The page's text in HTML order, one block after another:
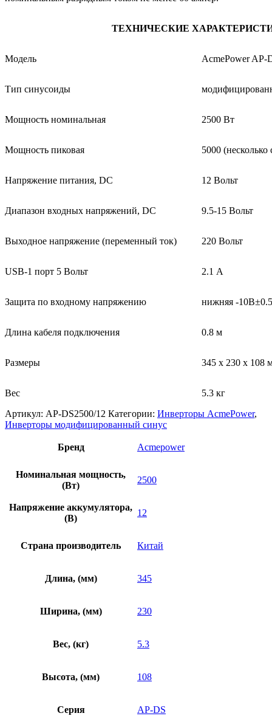
ТЕХНИЧЕСКИЕ
Модель AcmePower AP-
Тип синусоиды
Мощность номинальная 2500 Вт
Moщность пиковая 5000 (несколько
Напряжение питания, DC 12 Вольт
Диапазон входных напряжений, DC 9.5-15 Вольт
Выходное напряжение (переменный ток) 220 Вольт
USB-1 порт 5 Вольт 2.1 A
Защита по входному напряжению нижняя -
Длина кабеля подключения 0.8 м
Размеры 345 x 230 x 108
Bec
5.3 кг
Артикул: AP-DS2500/12 Категории: Инверторы AcmePower,
Инверторы модифицированный синус
Бренд Acmepower
Номинальная мощность,
(Вт)
2500
Напряжение аккумулятора,
(В)
12
Страна производитель Китай
Длина, (мм) 345
Ширина, (мм) 230
Вес, (кг) 5.3
Высота, (мм) 108
Серия AP-DS